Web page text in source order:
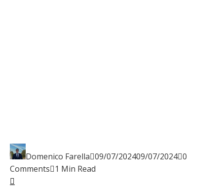
Domenico Farella 09/07/202409/07/2024 0
Comments 1 Min Read
Facebook
Twitter
LinkedIn
Pinterest